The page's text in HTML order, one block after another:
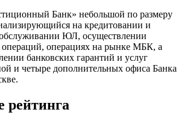
Банк» небольшой по размеру
на кредитовании и
обслуживании ЮЛ, осуществлении
операциях на рынке МБК, а
банковских гарантий и услуг
и четыре дополнительных офиса Банка
рейтинга